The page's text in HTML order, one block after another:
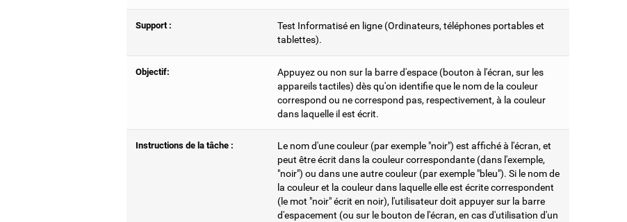
Support :
Test Informatisé en ligne (Ordinateurs, téléphones portables et
tablettes).
Objectif:
Appuyez ou non sur la barre d'espace (bouton à l'écran, sur les
appareils tactiles) dès qu'on identifie que le nom de la couleur
correspond ou ne correspond pas, respectivement, à la couleur
dans laquelle il est écrit.
Instructions de la tâche :
Le nom d'une couleur (par exemple "noir") est affiché à l'écran, et
peut être écrit dans la couleur correspondante (dans l'exemple,
"noir") ou dans une autre couleur (par exemple "bleu"). Si le nom de
la couleur et la couleur dans laquelle elle est écrite correspondent
(le mot "noir" écrit en noir), l'utilisateur doit appuyer sur la barre
d'espacement (ou sur le bouton de l'écran, en cas d'utilisation d'un